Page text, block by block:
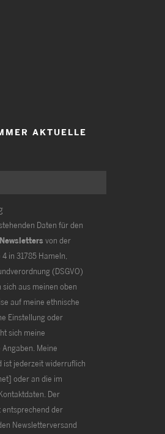
AKTUELLE
Daten für den
von der
in 31785 Hameln,
(DSGVO)
aus meinen oben
auf meine ethnische
Einstellung oder
sich meine
Meine
ist jederzeit widerruflich
oder an die im
Der
der
Newsletterversand